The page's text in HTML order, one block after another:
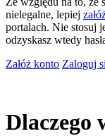
nielegalne, lepiej
portalach. Nie stosuj
odzyskasz wtedy
Załóż konto Zaloguj
Dlaczego